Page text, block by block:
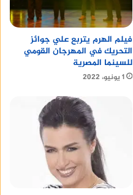
فيلم الهرم يتربع علي جوائز
التحريك في المهرجان القومي
للسينما المصرية
1 يونيو، 2022